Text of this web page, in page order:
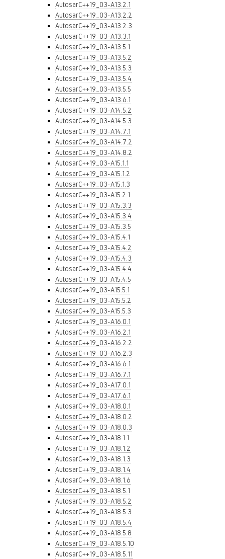
AutosarC++19_03-A13.2.1
AutosarC++19_03-A13.2.2
AutosarC++19_03-A13.2.3
AutosarC++19_03-A13.3.1
AutosarC++19_03-A13.5.1
AutosarC++19_03-A13.5.2
AutosarC++19_03-A13.5.3
AutosarC++19_03-A13.5.4
AutosarC++19_03-A13.5.5
AutosarC++19_03-A13.6.1
AutosarC++19_03-A14.5.2
AutosarC++19_03-A14.5.3
AutosarC++19_03-A14.7.1
AutosarC++19_03-A14.7.2
AutosarC++19_03-A14.8.2
AutosarC++19_03-A15.1.1
AutosarC++19_03-A15.1.2
AutosarC++19_03-A15.1.3
AutosarC++19_03-A15.2.1
AutosarC++19_03-A15.3.3
AutosarC++19_03-A15.3.4
AutosarC++19_03-A15.3.5
AutosarC++19_03-A15.4.1
AutosarC++19_03-A15.4.2
AutosarC++19_03-A15.4.3
AutosarC++19_03-A15.4.4
AutosarC++19_03-A15.4.5
AutosarC++19_03-A15.5.1
AutosarC++19_03-A15.5.2
AutosarC++19_03-A15.5.3
AutosarC++19_03-A16.0.1
AutosarC++19_03-A16.2.1
AutosarC++19_03-A16.2.2
AutosarC++19_03-A16.2.3
AutosarC++19_03-A16.6.1
AutosarC++19_03-A16.7.1
AutosarC++19_03-A17.0.1
AutosarC++19_03-A17.6.1
AutosarC++19_03-A18.0.1
AutosarC++19_03-A18.0.2
AutosarC++19_03-A18.0.3
AutosarC++19_03-A18.1.1
AutosarC++19_03-A18.1.2
AutosarC++19_03-A18.1.3
AutosarC++19_03-A18.1.4
AutosarC++19_03-A18.1.6
AutosarC++19_03-A18.5.1
AutosarC++19_03-A18.5.2
AutosarC++19_03-A18.5.3
AutosarC++19_03-A18.5.4
AutosarC++19_03-A18.5.8
AutosarC++19_03-A18.5.10
AutosarC++19_03-A18.5.11